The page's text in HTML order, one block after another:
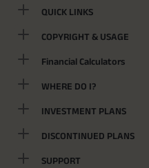
QUICK LINKS
COPYRIGHT & USAGE
Financial Calculators
WHERE DO I?
INVESTMENT PLANS
DISCONTINUED PLANS
SUPPORT